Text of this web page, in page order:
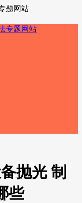
题网站
抛光 制
些